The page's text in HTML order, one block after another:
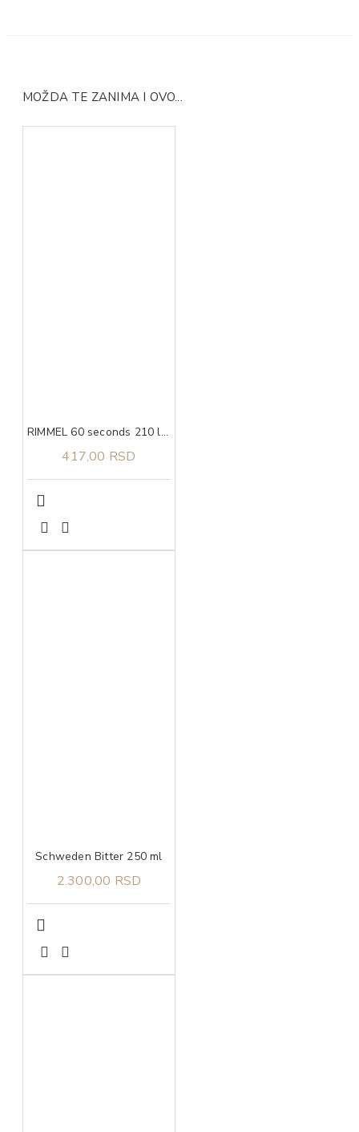
MOŽDA TE ZANIMA I OVO...
RIMMEL 60 seconds 210 lak za nokte 8 ml
417,00 RSD
Schweden Bitter 250 ml
2.300,00 RSD